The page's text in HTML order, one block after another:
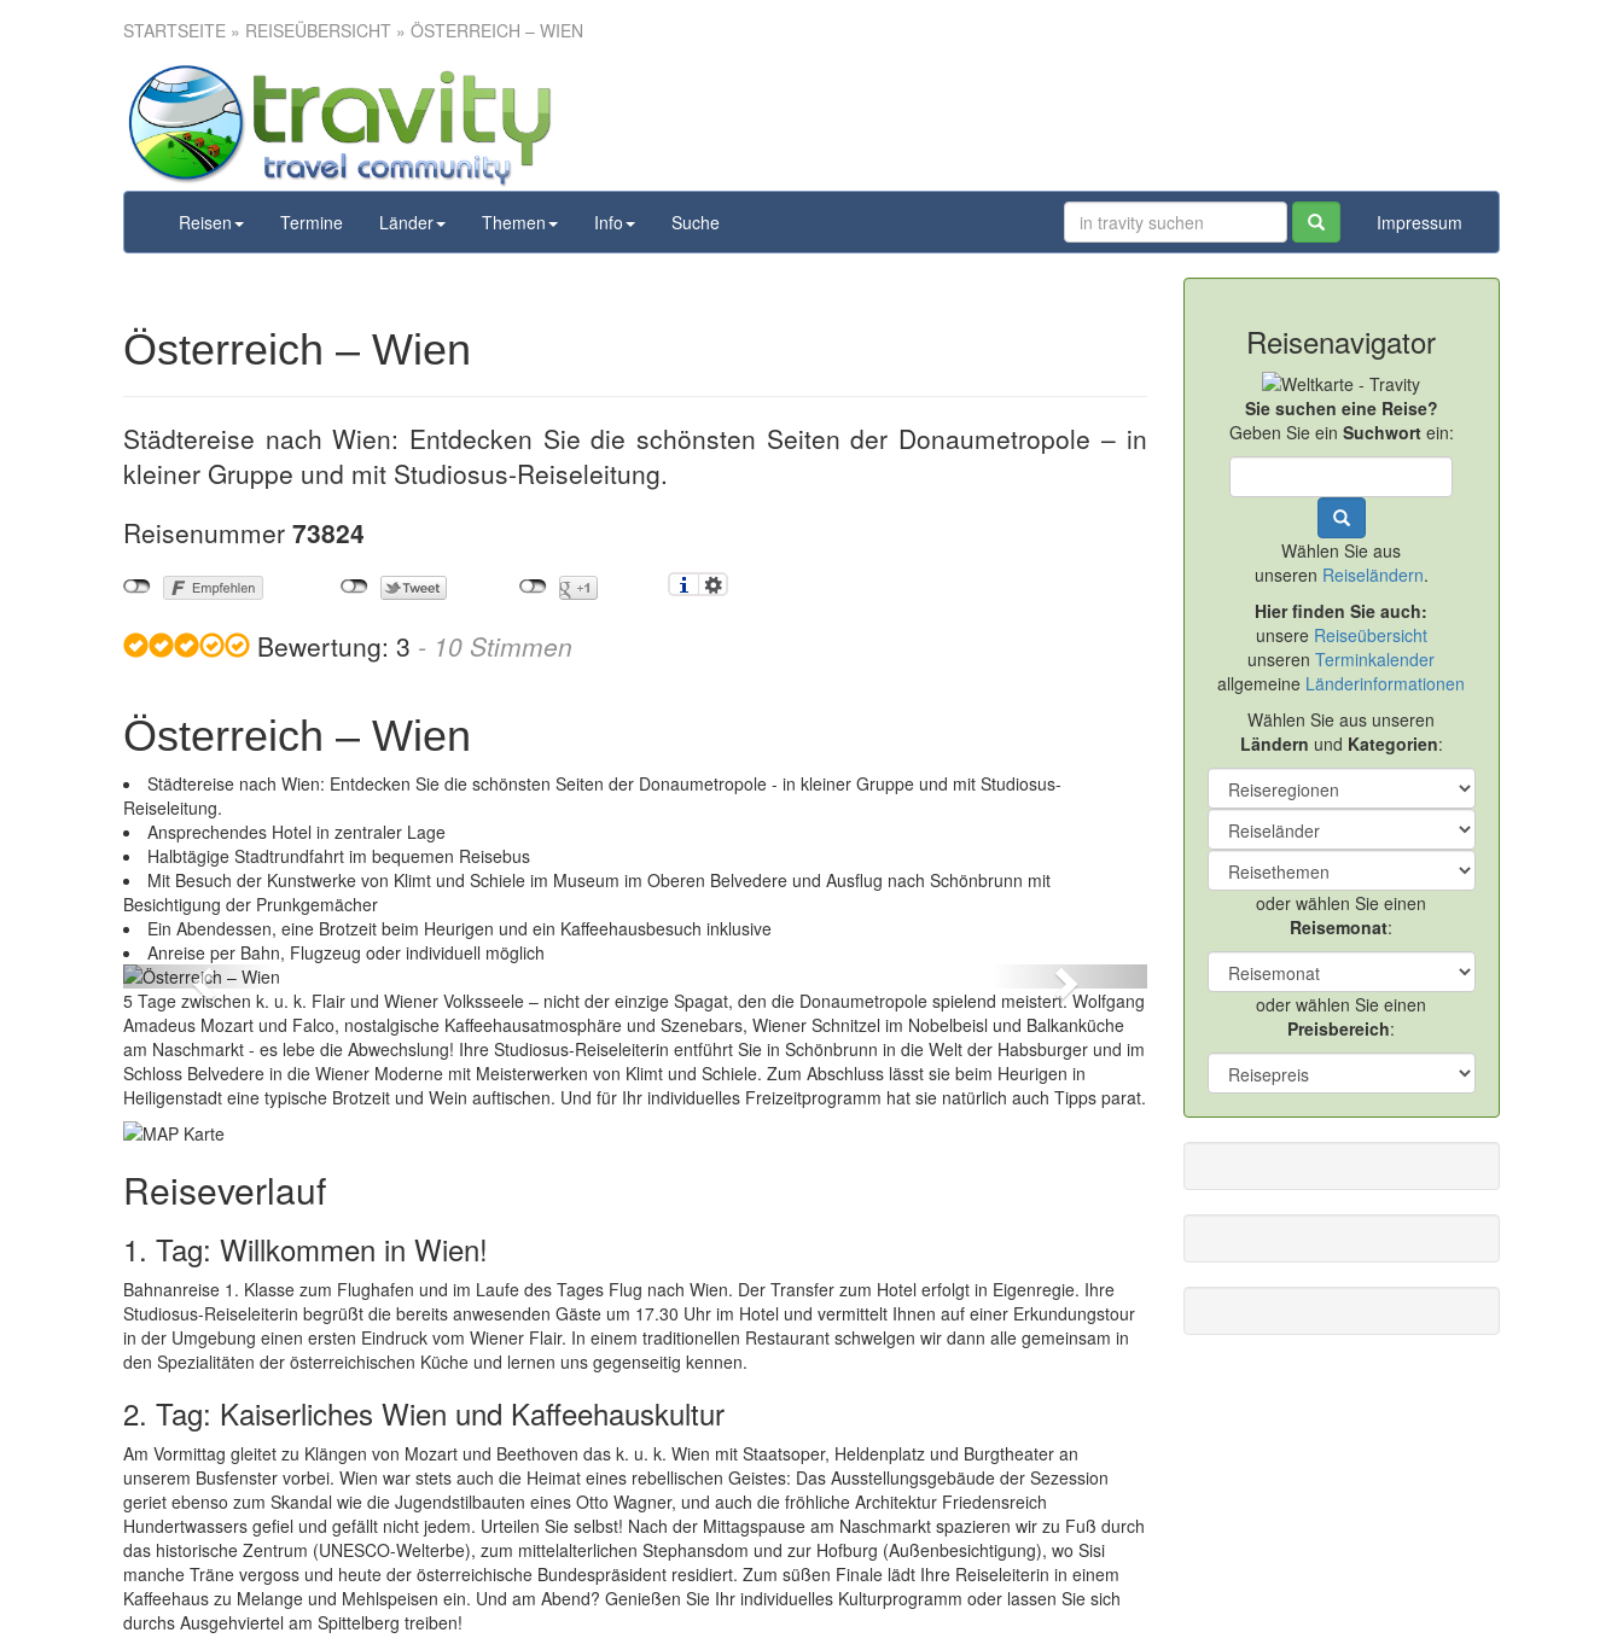
STARTSEITE » REISEÜBERSICHT » ÖSTERREICH – WIEN
Reisen Termine Länder Themen Info Suche Impressum
Österreich – Wien
Österreich – Wien
Städtereise nach Wien: Entdecken Sie die schönsten Seiten der Donaumetropole – in
kleiner Gruppe und mit Studiosus-Reiseleitung.
Reisenummer 73824
Bewertung: 3 - 10 Stimmen
Österreich – Wien
Städtereise nach Wien: Entdecken Sie die schönsten Seiten der Donaumetropole - in kleiner Gruppe und mit Studiosus-
Reiseleitung.
Ansprechendes Hotel in zentraler Lage
Halbtägige Stadtrundfahrt im bequemen Reisebus
Mit Besuch der Kunstwerke von Klimt und Schiele im Museum im Oberen Belvedere und Ausflug nach Schönbrunn mit
Besichtigung der Prunkgemächer
Ein Abendessen, eine Brotzeit beim Heurigen und ein Kaffeehausbesuch inklusive
Anreise per Bahn, Flugzeug oder individuell möglich
Previous Next
5 Tage zwischen k. u. k. Flair und Wiener Volksseele – nicht der einzige Spagat, den die Donaumetropole spielend meistert. Wolfgang
Amadeus Mozart und Falco, nostalgische Kaffeehausatmosphäre und Szenebars, Wiener Schnitzel im Nobelbeisl und Balkanküche
am Naschmarkt - es lebe die Abwechslung! Ihre Studiosus-Reiseleiterin entführt Sie in Schönbrunn in die Welt der Habsburger und im
Schloss Belvedere in die Wiener Moderne mit Meisterwerken von Klimt und Schiele. Zum Abschluss lässt sie beim Heurigen in
Heiligenstadt eine typische Brotzeit und Wein auftischen. Und für Ihr individuelles Freizeitprogramm hat sie natürlich auch Tipps parat.
Reiseverlauf
1. Tag: Willkommen in Wien!
Bahnanreise 1. Klasse zum Flughafen und im Laufe des Tages Flug nach Wien. Der Transfer zum Hotel erfolgt in Eigenregie. Ihre
Studiosus-Reiseleiterin begrüßt die bereits anwesenden Gäste um 17.30 Uhr im Hotel und vermittelt Ihnen auf einer Erkundungstour
in der Umgebung einen ersten Eindruck vom Wiener Flair. In einem traditionellen Restaurant schwelgen wir dann alle gemeinsam in
den Spezialitäten der österreichischen Küche und lernen uns gegenseitig kennen.
2. Tag: Kaiserliches Wien und Kaffeehauskultur
Am Vormittag gleitet zu Klängen von Mozart und Beethoven das k. u. k. Wien mit Staatsoper, Heldenplatz und Burgtheater an
unserem Busfenster vorbei. Wien war stets auch die Heimat eines rebellischen Geistes: Das Ausstellungsgebäude der Sezession
geriet ebenso zum Skandal wie die Jugendstilbauten eines Otto Wagner, und auch die fröhliche Architektur Friedensreich
Hundertwassers gefiel und gefällt nicht jedem. Urteilen Sie selbst! Nach der Mittagspause am Naschmarkt spazieren wir zu Fuß durch
das historische Zentrum (UNESCO-Welterbe), zum mittelalterlichen Stephansdom und zur Hofburg (Außenbesichtigung), wo Sisi
manche Träne vergoss und heute der österreichische Bundespräsident residiert. Zum süßen Finale lädt Ihre Reiseleiterin in einem
Kaffeehaus zu Melange und Mehlspeisen ein. Und am Abend? Genießen Sie Ihr individuelles Kulturprogramm oder lassen Sie sich
durchs Ausgehviertel am Spittelberg treiben!
Reisenavigator
Sie suchen eine Reise?
Geben Sie ein Suchwortein:
Wählen Sie aus
unseren Reiseländern.
Hier finden Sie auch:
unsere Reiseübersicht
unserenTerminkalender
allgemeine Länderinformationen
Wählen Sie aus unseren
Ländern und Kategorien:
oder wählen Sie einen
Reisemonat:
oder wählen Sie einen
Preisbereich: